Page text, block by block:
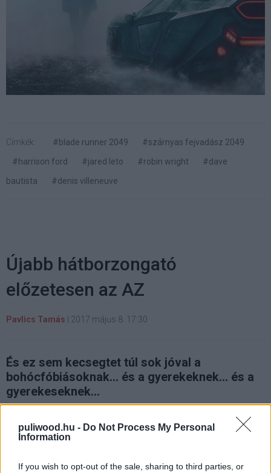
puliwood.hu - Do Not Process My Personal
Information
If you wish to opt-out of the sale, sharing to third parties, or
Címkék: #blade runner 2049
#szárnyas fejvadász 2049
#harrison ford
#jared leto #robin wright
#dave
bautista
#denis villeneuve
Újabb hátborzongató
előzetesen az AZ
Pavlics Tamás 2017 május 8. 17:30
És ez sem kecsegtet túl sok jóval a
bohócfóbiásoknak... és a gyerekeknek... és a
gyerekeseknek...
Cinema kiadott egy újabb előzetest Stephen King